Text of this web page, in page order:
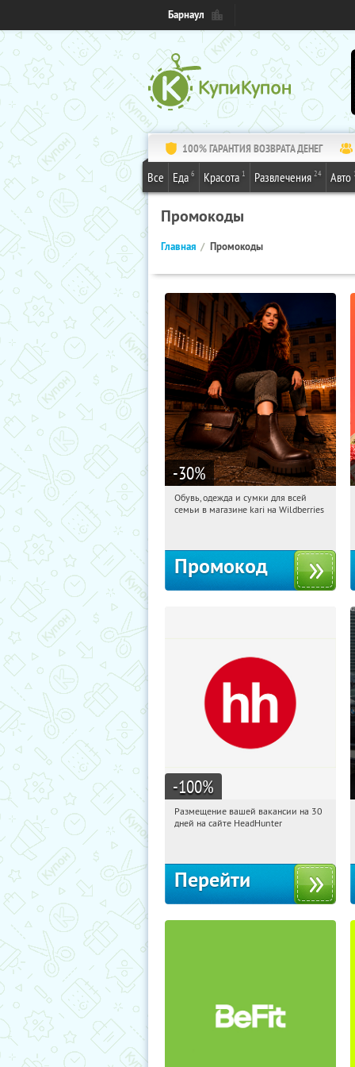
Барнаул
100% ГАРАНТИЯ ВОЗВРАТА ДЕНЕГ
Все Еда 6 Красота 1 Развлечения 24 Авто
Промокоды
Главная Промокоды
-30%
23:27:33
Получи первым!
Обувь, одежда и сумки для всей
семьи в магазине kari на Wildberries
Промокод
-100%
23:27:33
Получи первым!
Размещение вашей вакансии на 30
дней на сайте HeadHunter
Перейти